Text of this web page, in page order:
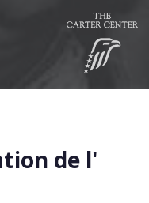
de l'